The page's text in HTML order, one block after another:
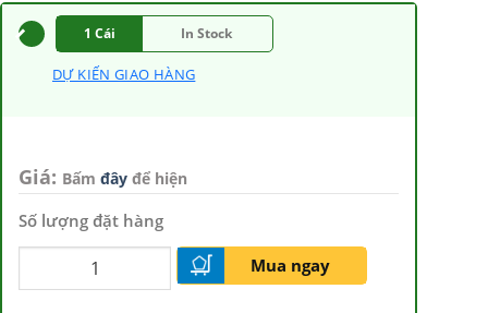
1 Cái In Stock
DỰ KIẾN GIAO HÀNG
Giá: Bấm đây để hiện
Số lượng đặt hàng
Mua ngay